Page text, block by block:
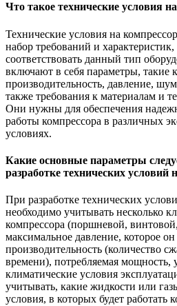
Что такое технические условия
Технические условия на
набор требований и
соответствовать данный тип
включают в себя параметры, такие
производительность, давление,
также требования к материалам и
Они нужны для обеспечения
работы компрессора в различных
условиях.
Какие основные параметры
разработке технических условий
При разработке технических
необходимо учитывать несколько
компрессора (поршневой,
максимальное давление, которое
производительность (количество
времени), потребляемая мощность,
климатические условия
учитывать, какие жидкости или
условия, в которых будет работать